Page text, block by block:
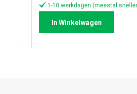
1-10 werkdagen (meestal
In Winkelwagen